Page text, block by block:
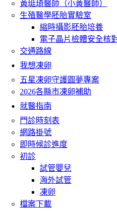
黃珽琦醫師（小黃醫師）
生殖醫學胚胎實驗室
縮時攝影胚胎培養
電子晶片檢體安全核
交通路線
我想凍卵
五星凍卵守護圓夢專案
2026各縣市凍卵補助
就醫指南
門診時刻表
網路掛號
即時候診進度
初診
試管嬰兒
海外試管
凍卵
檔案下載